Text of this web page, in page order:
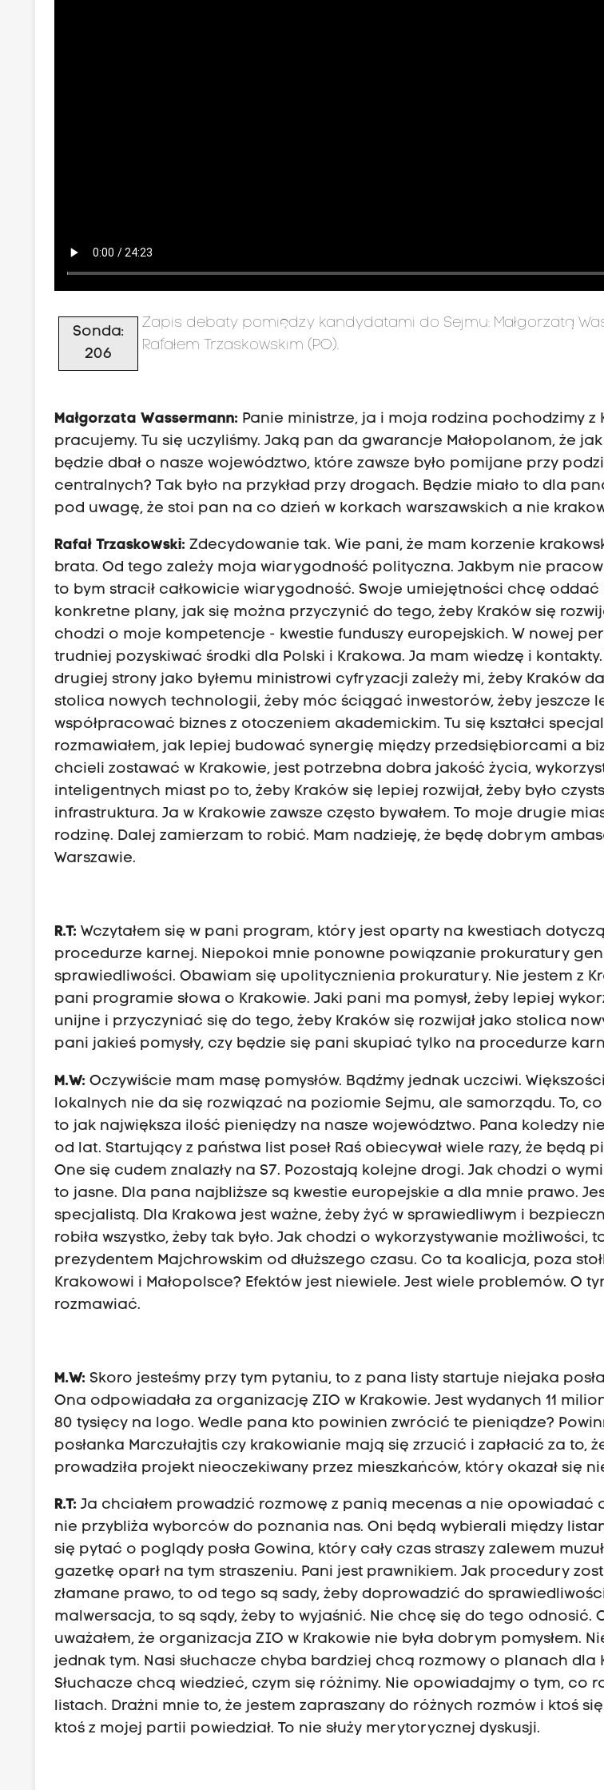
Sonda:
206
Zapis debaty pomiędzy kandydatami do Sejmu: Małgorzatą
Rafałem Trzaskowskim (PO).
Małgorzata Wassermann: Panie ministrze, ja i moja rodzina pochodzimy z
pracujemy. Tu się uczyliśmy. Jaką pan da gwarancje Małopolanom, że
będzie dbał o nasze województwo, które zawsze było pomijane przy
centralnych? Tak było na przykład przy drogach. Będzie miało to dla
pod uwagę, że stoi pan na co dzień w korkach warszawskich a nie
Rafał Trzaskowski: Zdecydowanie tak. Wie pani, że mam korzenie
brata. Od tego zależy moja wiarygodność polityczna. Jakbym nie
to bym stracił całkowicie wiarygodność. Swoje umiejętności chcę oddać
konkretne plany, jak się można przyczynić do tego, żeby Kraków się
chodzi o moje kompetencje - kwestie funduszy europejskich. W nowej
trudniej pozyskiwać środki dla Polski i Krakowa. Ja mam wiedzę i
drugiej strony jako byłemu ministrowi cyfryzacji zależy mi, żeby Kraków
stolica nowych technologii, żeby móc ściągać inwestorów, żeby jeszcze
współpracować biznes z otoczeniem akademickim. Tu się kształci
rozmawiałem, jak lepiej budować synergię między przedsiębiorcami a
chcieli zostawać w Krakowie, jest potrzebna dobra jakość życia,
inteligentnych miast po to, żeby Kraków się lepiej rozwijał, żeby było
infrastruktura. Ja w Krakowie zawsze często bywałem. To moje drugie
rodzinę. Dalej zamierzam to robić. Mam nadzieję, że będę dobrym
Warszawie.
R.T: Wczytałem się w pani program, który jest oparty na kwestiach
procedurze karnej. Niepokoi mnie ponowne powiązanie prokuratury
sprawiedliwości. Obawiam się upolitycznienia prokuratury. Nie jestem z
pani programie słowa o Krakowie. Jaki pani ma pomysł, żeby lepiej
unijne i przyczyniać się do tego, żeby Kraków się rozwijał jako stolica
pani jakieś pomysły, czy będzie się pani skupiać tylko na procedurze
M.W: Oczywiście mam masę pomysłów. Bądźmy jednak uczciwi.
lokalnych nie da się rozwiązać na poziomie Sejmu, ale samorządu. To,
to jak największa ilość pieniędzy na nasze województwo. Pana koledzy
od lat. Startujący z państwa list poseł Raś obiecywał wiele razy, że będą
One się cudem znalazły na S7. Pozostają kolejne drogi. Jak chodzi o
to jasne. Dla pana najbliższe są kwestie europejskie a dla mnie prawo.
specjalistą. Dla Krakowa jest ważne, żeby żyć w sprawiedliwym i
robiła wszystko, żeby tak było. Jak chodzi o wykorzystywanie możliwości,
prezydentem Majchrowskim od dłuższego czasu. Co ta koalicja, poza
Krakowowi i Małopolsce? Efektów jest niewiele. Jest wiele problemów. O
rozmawiać.
M.W: Skoro jesteśmy przy tym pytaniu, to z pana listy startuje niejaka
Ona odpowiadała za organizację ZIO w Krakowie. Jest wydanych 11
80 tysięcy na logo. Wedle pana kto powinien zwrócić te pieniądze?
posłanka Marczułajtis czy krakowianie mają się zrzucić i zapłacić za to,
prowadziła projekt nieoczekiwany przez mieszkańców, który okazał się
R.T: Ja chciałem prowadzić rozmowę z panią mecenas a nie opowiadać
nie przybliża wyborców do poznania nas. Oni będą wybierali między
się pytać o poglądy posła Gowina, który cały czas straszy zalewem
gazetkę oparł na tym straszeniu. Pani jest prawnikiem. Jak procedury
złamane prawo, to od tego są sady, żeby doprowadzić do
malwersacja, to są sądy, żeby to wyjaśnić. Nie chcę się do tego odnosić.
uważałem, że organizacja ZIO w Krakowie nie była dobrym pomysłem.
jednak tym. Nasi słuchacze chyba bardziej chcą rozmowy o planach dla
Słuchacze chcą wiedzieć, czym się różnimy. Nie opowiadajmy o tym, co
listach. Drażni mnie to, że jestem zapraszany do różnych rozmów i ktoś
ktoś z mojej partii powiedział. To nie służy merytorycznej dyskusji.